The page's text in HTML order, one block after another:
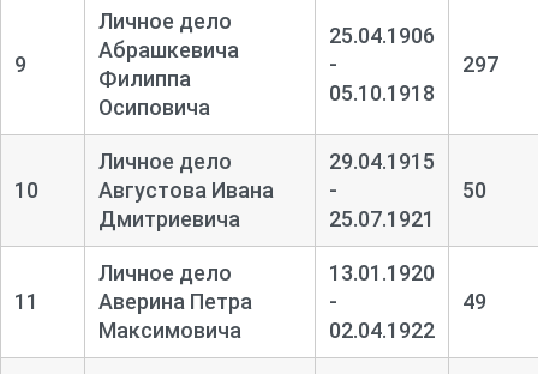
9
Личное дело
Абрашкевича
Филиппа
Осиповича
25.04.1906
-
05.10.1918
297
10
Личное дело
Августова Ивана
Дмитриевича
29.04.1915
-
25.07.1921
50
11
Личное дело
Аверина Петра
Максимовича
13.01.1920
-
02.04.1922
49